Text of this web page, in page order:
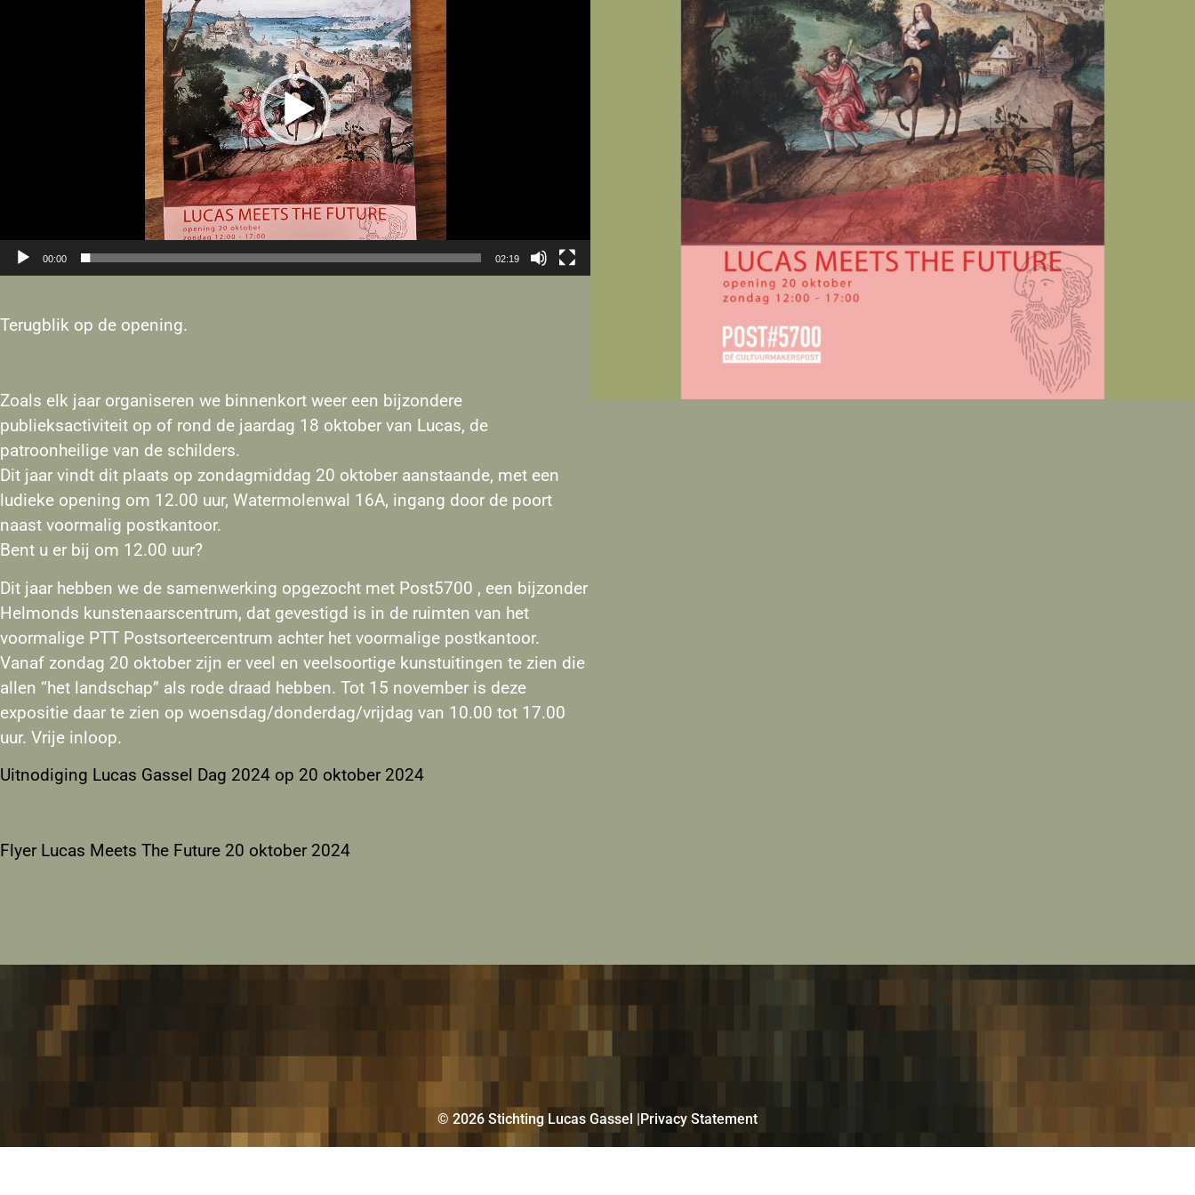
00:00 02:19
Terugblik op de opening.
Zoals elk jaar organiseren we binnenkort weer een bijzondere
publieksactiviteit op of rond de jaardag 18 oktober van Lucas, de
patroonheilige van de schilders.
Dit jaar vindt dit plaats op zondagmiddag 20 oktober aanstaande, met een
ludieke opening om 12.00 uur, Watermolenwal 16A, ingang door de poort
naast voormalig postkantoor.
Bent u er bij om 12.00 uur?
Dit jaar hebben we de samenwerking opgezocht met Post5700 , een bijzonder
Helmonds kunstenaarscentrum, dat gevestigd is in de ruimten van het
voormalige PTT Postsorteercentrum achter het voormalige postkantoor.
Vanaf zondag 20 oktober zijn er veel en veelsoortige kunstuitingen te zien die
allen “het landschap” als rode draad hebben. Tot 15 november is deze
expositie daar te zien op woensdag/donderdag/vrijdag van 10.00 tot 17.00
uur. Vrije inloop.
Uitnodiging Lucas Gassel Dag 2024 op 20 oktober 2024
Flyer Lucas Meets The Future 20 oktober 2024
©️ 2026 Stichting Lucas Gassel |Privacy Statement